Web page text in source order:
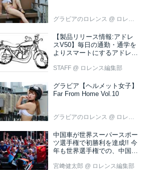
グラビアのロレンス @ ロレンス編集部
【製品リリース情報:アドレ
スV50】毎日の通勤・通学を
よりスマートにするアドレス
STAFF @ ロレンス編集部
グラビア【ヘルメット女子】
Far From Home Vol.10
グラビアのロレンス @ ロレンス編集部
中国車が世界スーパースポー
ツ選手権で初勝利を達成!! 今
年も世界選手権での、中国車
宮﨑健太郎 @ ロレンス編集部